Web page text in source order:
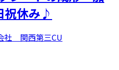
祝休み♪
社 関西第三CU